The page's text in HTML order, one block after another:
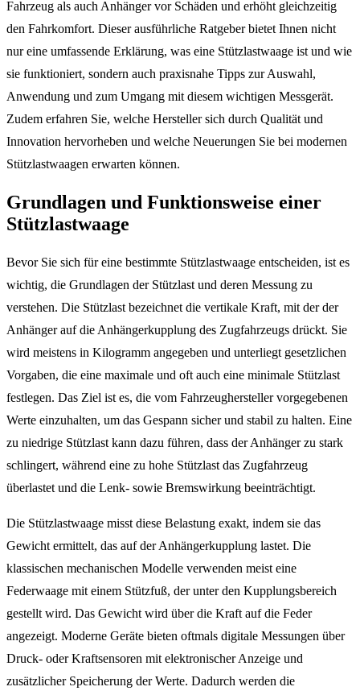
Fahrzeug als auch Anhänger vor Schäden und erhöht gleichzeitig
den Fahrkomfort. Dieser ausführliche Ratgeber bietet Ihnen nicht
nur eine umfassende Erklärung, was eine Stützlastwaage ist und wie
sie funktioniert, sondern auch praxisnahe Tipps zur Auswahl,
Anwendung und zum Umgang mit diesem wichtigen Messgerät.
Zudem erfahren Sie, welche Hersteller sich durch Qualität und
Innovation hervorheben und welche Neuerungen Sie bei modernen
Stützlastwaagen erwarten können.
Grundlagen und Funktionsweise einer
Stützlastwaage
Bevor Sie sich für eine bestimmte Stützlastwaage entscheiden, ist es
wichtig, die Grundlagen der Stützlast und deren Messung zu
verstehen. Die Stützlast bezeichnet die vertikale Kraft, mit der der
Anhänger auf die Anhängerkupplung des Zugfahrzeugs drückt. Sie
wird meistens in Kilogramm angegeben und unterliegt gesetzlichen
Vorgaben, die eine maximale und oft auch eine minimale Stützlast
festlegen. Das Ziel ist es, die vom Fahrzeughersteller vorgegebenen
Werte einzuhalten, um das Gespann sicher und stabil zu halten. Eine
zu niedrige Stützlast kann dazu führen, dass der Anhänger zu stark
schlingert, während eine zu hohe Stützlast das Zugfahrzeug
überlastet und die Lenk- sowie Bremswirkung beeinträchtigt.
Die Stützlastwaage misst diese Belastung exakt, indem sie das
Gewicht ermittelt, das auf der Anhängerkupplung lastet. Die
klassischen mechanischen Modelle verwenden meist eine
Federwaage mit einem Stützfuß, der unter den Kupplungsbereich
gestellt wird. Das Gewicht wird über die Kraft auf die Feder
angezeigt. Moderne Geräte bieten oftmals digitale Messungen über
Druck- oder Kraftsensoren mit elektronischer Anzeige und
zusätzlicher Speicherung der Werte. Dadurch werden die